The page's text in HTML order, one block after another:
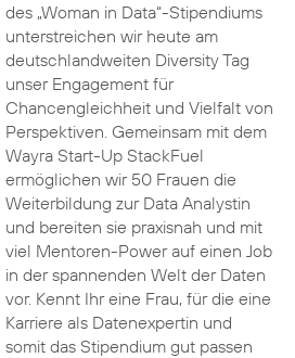
des „Woman in Data“-Stipendiums
unterstreichen wir heute am
deutschlandweiten Diversity Tag
unser Engagement für
Chancengleichheit und Vielfalt von
Perspektiven. Gemeinsam mit dem
Wayra Start-Up StackFuel
ermöglichen wir 50 Frauen die
Weiterbildung zur Data Analystin
und bereiten sie praxisnah und mit
viel Mentoren-Power auf einen Job
in der spannenden Welt der Daten
vor. Kennt Ihr eine Frau, für die eine
Karriere als Datenexpertin und
somit das Stipendium gut passen